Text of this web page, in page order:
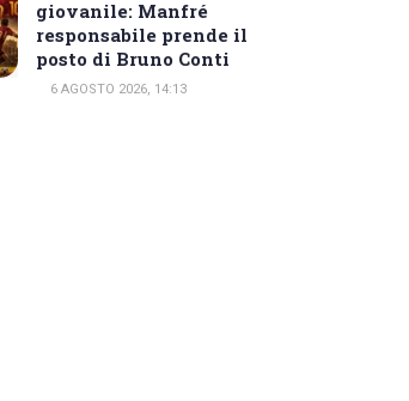
giovanile: Manfré
responsabile prende il
posto di Bruno Conti
6 AGOSTO 2026, 14:13